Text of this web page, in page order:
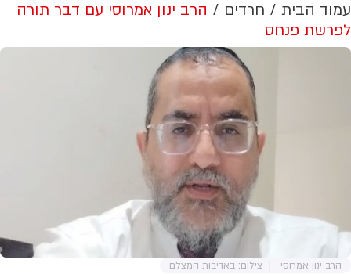
עמוד הבית חרדים
הרב ינון אמרוסי עם דבר תורה
לפרשת פנחס
הרב ינון אמרוסי צילום: באדיבות המצלם